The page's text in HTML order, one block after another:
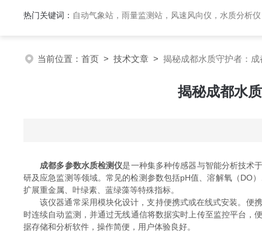
热门关键词： 自动气象站，雨量监测站，风速风向仪，水质分析
当前位置： 首页 > 技术文章 > 揭秘成都水质守护者：
揭秘成都水
成都多参数水质检测仪是一种集多种传感器与智能分析技术
研及应急监测等领域。常见的检测参数包括pH值、溶解氧（DO
扩展重金属、叶绿素、蓝绿藻等特殊指标。
该仪器通常采用模块化设计，支持便携式或在线式安装。便携
时连续自动监测，并通过无线通信将数据实时上传至监控平台
据存储和分析软件，操作简便，用户体验良好。